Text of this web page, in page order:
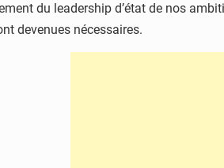
du leadership d’état de nos
devenues nécessaires.